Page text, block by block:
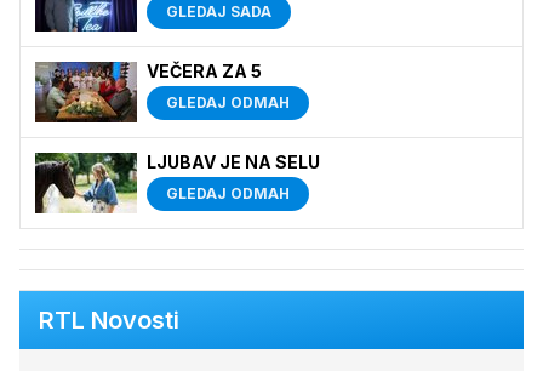
GLEDAJ SADA
VEČERA ZA 5
GLEDAJ ODMAH
LJUBAV JE NA SELU
GLEDAJ ODMAH
RTL Novosti